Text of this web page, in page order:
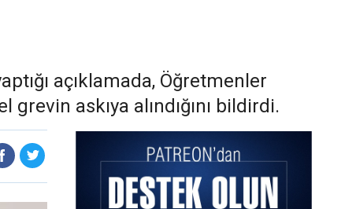
açıklamada, Öğretmenler
askıya alındığını bildirdi.